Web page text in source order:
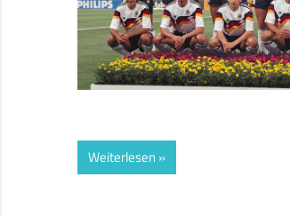
Weiterlesen